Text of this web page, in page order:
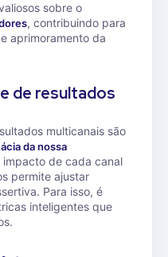
sobre o
, contribuindo para
aprimoramento da
de resultados
multicanais são
da nossa
impacto de cada canal
permite ajustar
Para isso, é
inteligentes que